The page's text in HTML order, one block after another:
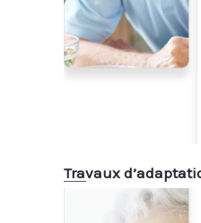
Travaux